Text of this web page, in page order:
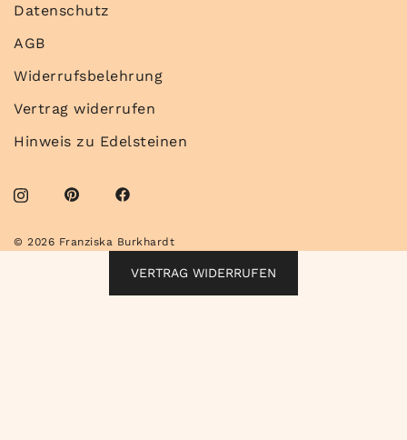
Datenschutz
AGB
Widerrufsbelehrung
Vertrag widerrufen
Hinweis zu Edelsteinen
© 2026 Franziska Burkhardt
VERTRAG WIDERRUFEN